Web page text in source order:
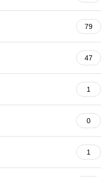
79
47
1
0
1